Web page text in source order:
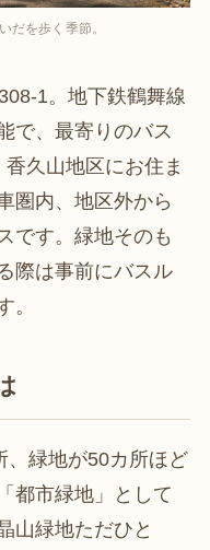
だを歩く季節。
1。地下鉄鶴舞線
で、最寄りのバス
久山地区にお住ま
圏内、地区外から
です。緑地そのも
際は事前にバスル
。
、緑地が50カ所ほど
都市緑地」として
山緑地ただひと